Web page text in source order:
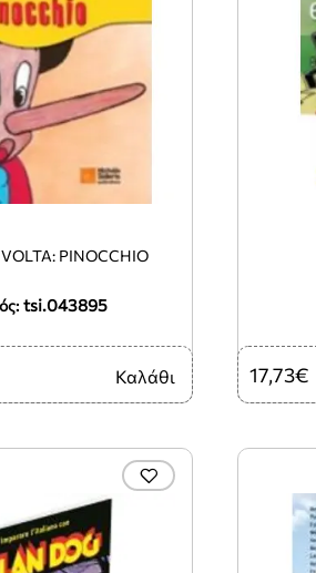
tsi.043895
PINOCCHIO
Καλάθι 17,73€